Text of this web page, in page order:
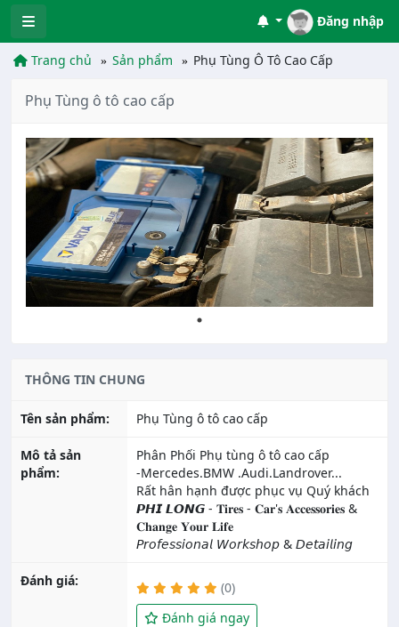
Đăng nhập
Trang chủ Sản phẩm Phụ Tùng Ô Tô Cao Cấp
Phụ Tùng ô tô cao cấp
THÔNG TIN CHUNG
Tên sản phẩm: Phụ Tùng ô tô cao cấp
Mô tả sản
phẩm:
Phân Phối Phụ tùng ô tô cao cấp
-Mercedes.BMW .Audi.Landrover...
Rất hân hạnh được phục vụ Quý khách
𝙋𝙃𝙄 𝙇𝙊𝙉𝙂 - 𝐓𝐢𝐫𝐞𝐬 - 𝐂𝐚𝐫'𝐬 𝐀𝐜𝐜𝐞𝐬𝐬𝐨𝐫𝐢𝐞𝐬 &
𝐂𝐡𝐚𝐧𝐠𝐞 𝐘𝐨𝐮𝐫 𝐋𝐢𝐟𝐞
𝘗𝘳𝘰𝘧𝘦𝘴𝘴𝘪𝘰𝘯𝘢𝘭 𝘞𝘰𝘳𝘬𝘴𝘩𝘰𝘱 & 𝘋𝘦𝘵𝘢𝘪𝘭𝘪𝘯𝘨
Đánh giá:
(0)
Đánh giá ngay